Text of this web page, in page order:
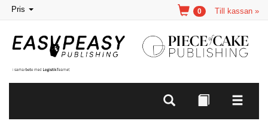
Toggle
navigation
Pris Till kassan »
0